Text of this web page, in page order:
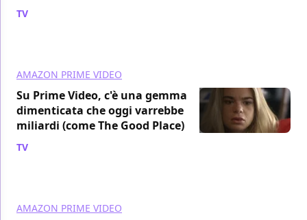
TV
AMAZON PRIME VIDEO
Su Prime Video, c'è una gemma
dimenticata che oggi varrebbe
miliardi (come The Good Place)
TV
AMAZON PRIME VIDEO